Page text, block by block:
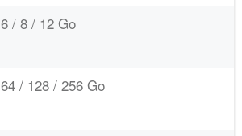
6 / 8 / 12 Go
64 / 128 / 256 Go